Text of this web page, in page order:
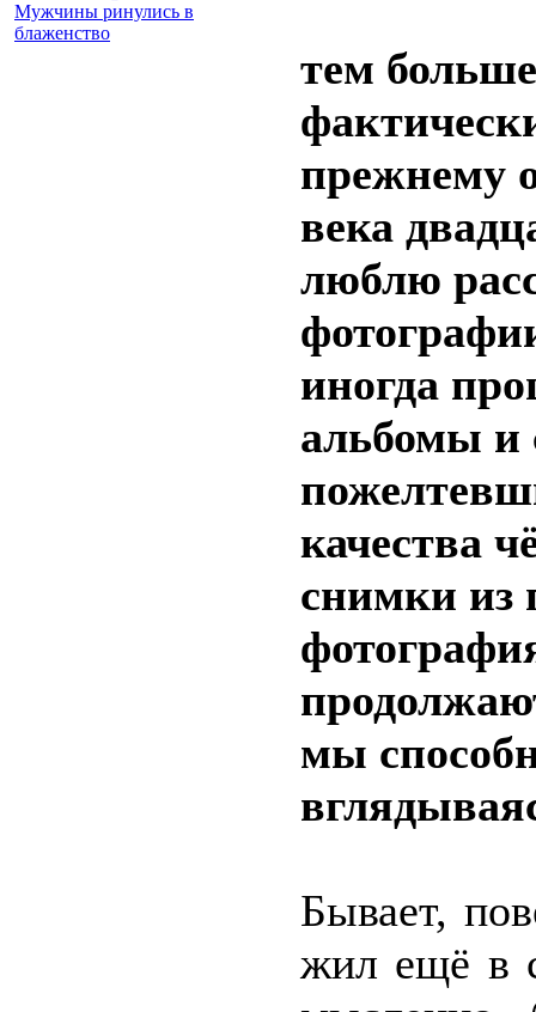
Мужчины ринулись в
блаженство
тем
прежнему
века
люблю
иногда
альбомы и
качества
снимки из
мы
Бывает,
жил ещё в